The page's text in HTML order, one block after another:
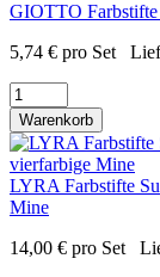
GIOTTO
5,74 € pro Set
Warenkorb
LYRA Farbstifte
Mine
14,00 € pro Set